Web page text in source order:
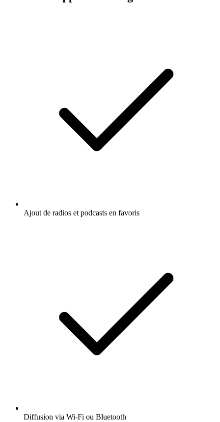
Ajout de radios et podcasts en favoris
Diffusion via Wi-Fi ou Bluetooth